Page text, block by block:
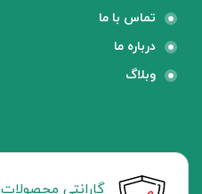
تماس با ما
درباره ما
وبلاگ
گارانتی محصولات